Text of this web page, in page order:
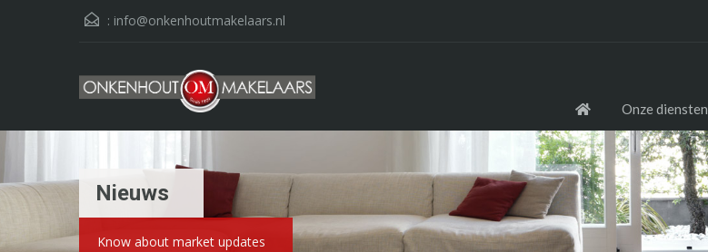
: info@onkenhoutmakelaars.nl
Onze diensten
Nieuws
Know about market updates